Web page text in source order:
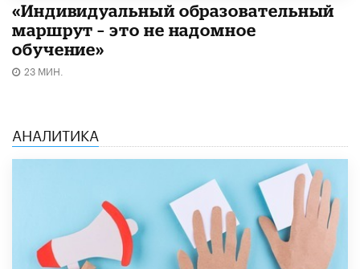
«Индивидуальный образовательный
маршрут – это не надомное
обучение»
23 МИН.
АНАЛИТИКА